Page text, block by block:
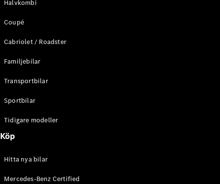
C-Klass
E-Klass
Kombi
E-Klass
Terrain
Konfigurator
Benz Online
Halvkombi
Coupé
Cabriolet / Roadster
Familjebilar
Transportbilar
Sportbilar
Tidigare modeller
Köp
Hitta nya bilar
Mercedes-Benz Certified